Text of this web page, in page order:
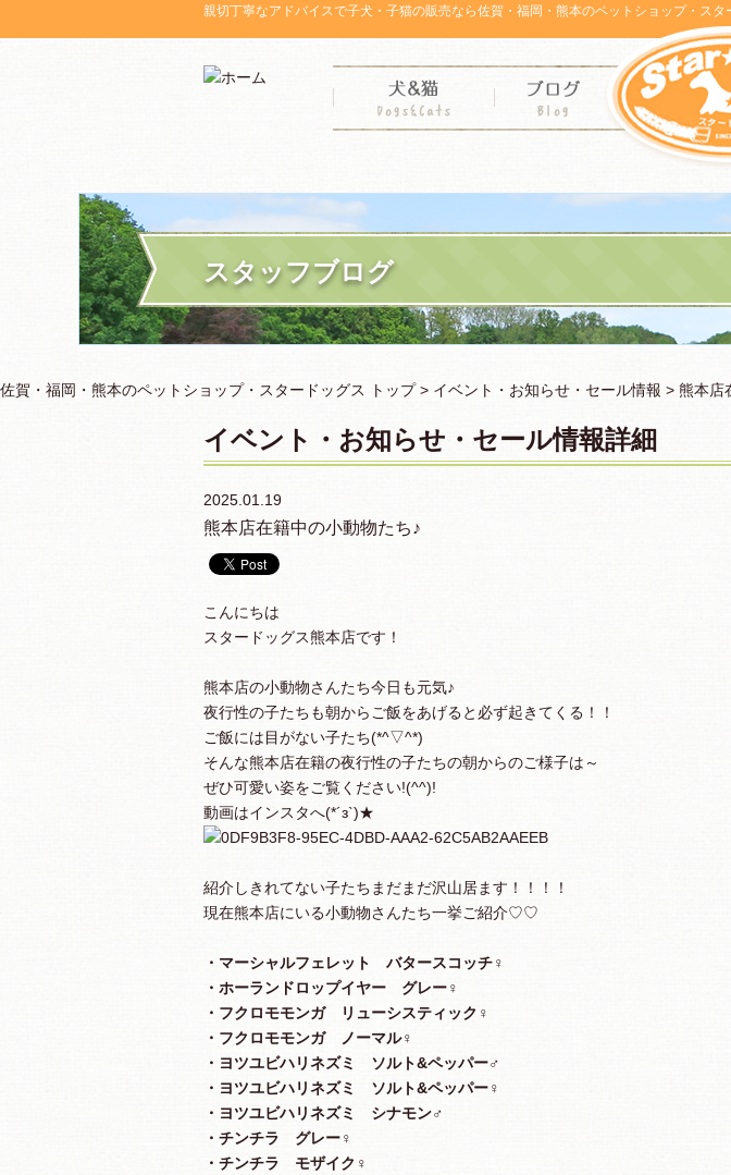
親切丁寧なアドバイスで子犬・子猫の販売なら佐賀・福岡・熊本のペットショップ・スタ
スタッフブログ
佐賀・福岡・熊本のペットショップ・スタードッグス トップ > イベント・お知らせ・セール情報 > 熊本店
イベント・お知らせ・セール情報詳細
2025.01.19
熊本店在籍中の小動物たち♪
こんにちは
スタードッグス熊本店です！
熊本店の小動物さんたち今日も元気♪
夜行性の子たちも朝からご飯をあげると必ず起きてくる！！
ご飯には目がない子たち(*^▽^*)
そんな熊本店在籍の夜行性の子たちの朝からのご様子は～
ぜひ可愛い姿をご覧ください!(^^)!
動画はインスタへ(*´з`)★
紹介しきれてない子たちまだまだ沢山居ます！！！！
現在熊本店にいる小動物さんたち一挙ご紹介♡♡
・マーシャルフェレット バタースコッチ♀
・ホーランドロップイヤー グレー♀
・フクロモモンガ リューシスティック♀
・フクロモモンガ ノーマル♀
・ヨツユビハリネズミ ソルト&ペッパー♂
・ヨツユビハリネズミ ソルト&ペッパー♀
・ヨツユビハリネズミ シナモン♂
・チンチラ グレー♀
・チンチラ モザイク♀